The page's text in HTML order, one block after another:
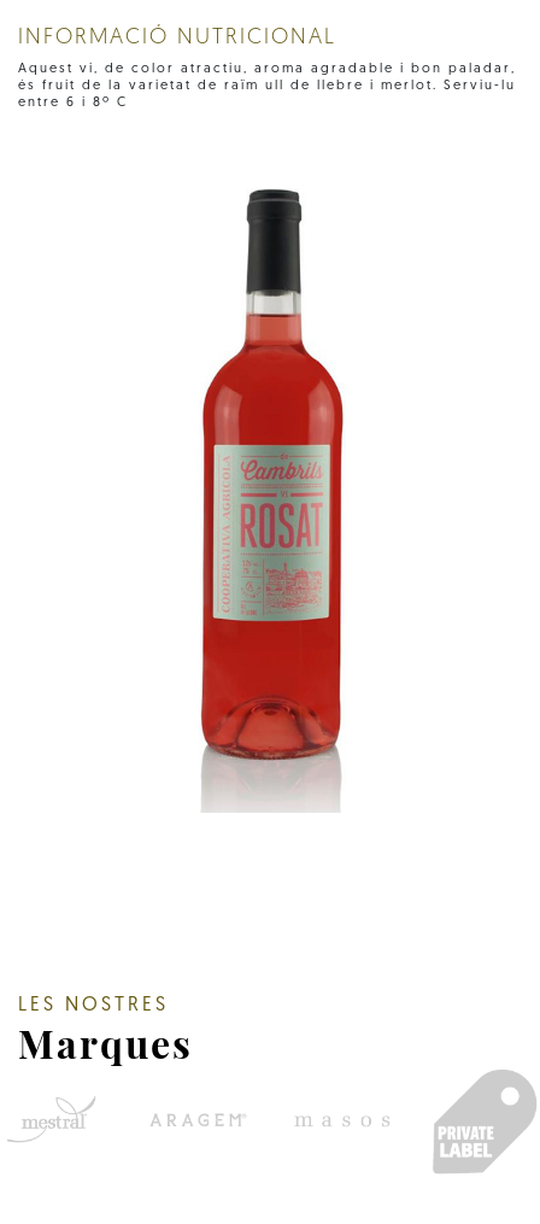
INFORMACIÓ NUTRICIONAL
Aquest vi, de color atractiu, aroma agradable i bon paladar,
és fruit de la varietat de raïm ull de llebre i merlot. Serviu-lu
entre 6 i 8º C
LES NOSTRES
Marques